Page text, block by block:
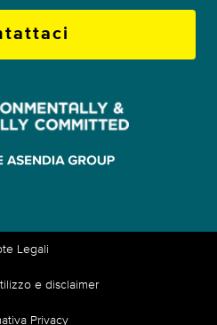
Legali
e disclaimer
Privacy